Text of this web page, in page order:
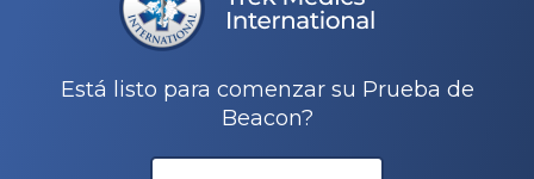
Está listo para comenzar su Prueba de
Beacon?